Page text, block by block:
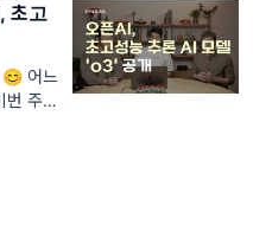
(38)
신 (33)
센터 (31)
초고
😊 어느
번 주는